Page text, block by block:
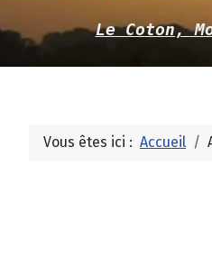
Le Coton,
Vous êtes ici : Accueil